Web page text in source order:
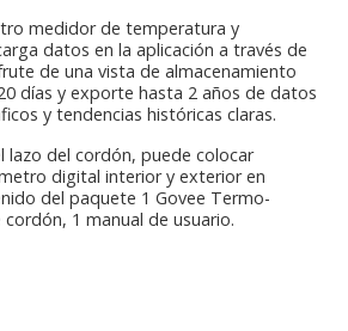
medidor de temperatura y
datos en la aplicación a través de
de una vista de almacenamiento
días y exporte hasta 2 años de datos
y tendencias históricas claras.
lazo del cordón, puede colocar
digital interior y exterior en
del paquete 1 Govee Termo-
1 manual de usuario.